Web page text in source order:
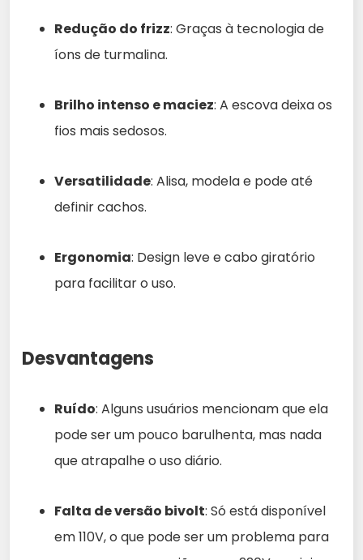
Redução do frizz: Graças à tecnologia de
íons de turmalina.
Brilho intenso e maciez: A escova deixa os
fios mais sedosos.
Versatilidade: Alisa, modela e pode até
definir cachos.
Ergonomia: Design leve e cabo giratório
para facilitar o uso.
Desvantagens
Ruído: Alguns usuários mencionam que ela
pode ser um pouco barulhenta, mas nada
que atrapalhe o uso diário.
Falta de versão bivolt: Só está disponível
em 110V, o que pode ser um problema para